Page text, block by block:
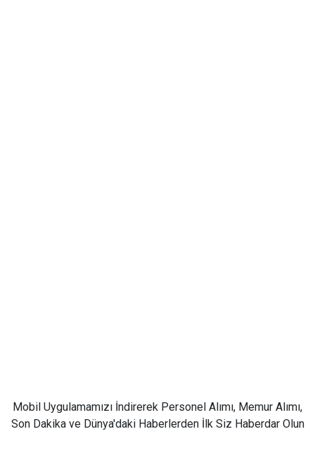
Mobil Uygulamamızı İndirerek Personel Alımı, Memur Alımı,
Son Dakika ve Dünya'daki Haberlerden İlk Siz Haberdar Olun